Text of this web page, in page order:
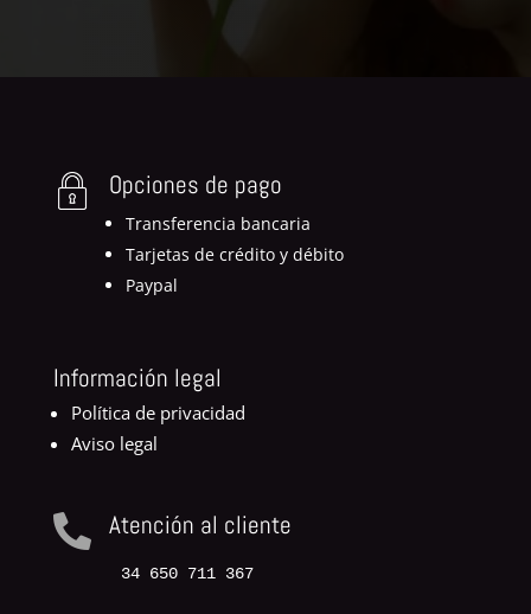
Opciones de pago
Transferencia bancaria
Tarjetas de crédito y débito
Paypal
Información legal
Política de privacidad
Aviso legal
 Atención al cliente
34 650 711 367